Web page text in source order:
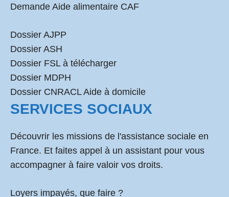
Demande Aide alimentaire CAF
Dossier AJPP
Dossier ASH
Dossier FSL à télécharger
Dossier MDPH
Dossier CNRACL Aide à domicile
SERVICES SOCIAUX
Découvrir les missions de l'assistance sociale en
France. Et faites appel à un assistant pour vous
accompagner à faire valoir vos droits.
Loyers impayés, que faire ?